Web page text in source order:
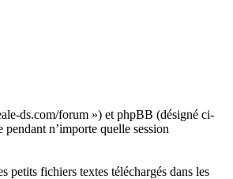
ds.com/forum ») et phpBB (désigné ci-
n’importe quelle session
fichiers textes téléchargés dans les